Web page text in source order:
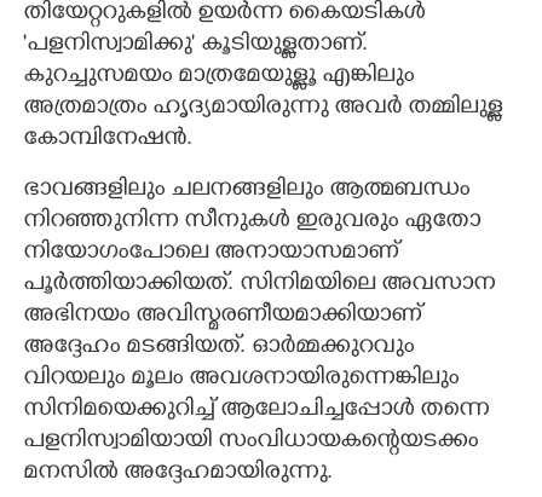
തിയേറ്ററുകളിൽ ഉയർന്ന കൈയടികൾ
'പളനിസ്വാമിക്കു' കൂടിയുള്ളതാണ്.
കുറച്ചുസമയം മാത്രമേയുള്ളൂ എങ്കിലും
അത്രമാത്രം ഹൃദ്യമായിരുന്നു അവർ തമ്മിലുള്ള
കോമ്പിനേഷൻ.
ഭാവങ്ങളിലും ചലനങ്ങളിലും ആത്മബന്ധം
നിറഞ്ഞുനിന്ന സീനുകൾ ഇരുവരും ഏതോ
നിയോഗംപോലെ അനായാസമാണ്
പൂർത്തിയാക്കിയത്. സിനിമയിലെ അവസാന
അഭിനയം അവിസ്മരണീയമാക്കിയാണ്
അദ്ദേഹം മടങ്ങിയത്. ഓർമ്മക്കുറവും
വിറയലും മൂലം അവശനായിരുന്നെങ്കിലും
സിനിമയെക്കുറിച്ച് ആലോചിച്ചപ്പോൾ തന്നെ
പളനിസ്വാമിയായി സംവിധായകന്റെയടക്കം
മനസിൽ അദ്ദേഹമായിരുന്നു.